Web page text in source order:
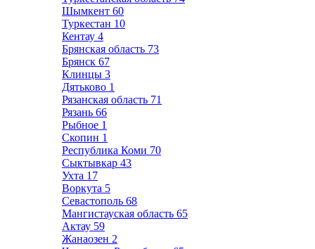
Шымкент 60
Туркестан 10
Кентау 4
Брянская область 73
Брянск 67
Клинцы 3
Дятьково 1
Рязанская область 71
Рязань 66
Рыбное 1
Скопин 1
Республика Коми 70
Сыктывкар 43
Ухта 17
Воркута 5
Севастополь 68
Мангистауская область 65
Актау 59
Жанаозен 2